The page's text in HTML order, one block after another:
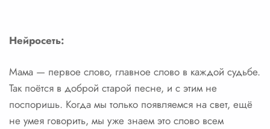
Нейросеть:
Мама — первое слово, главное слово в каждой судьбе.
Так поётся в доброй старой песне, и с этим не
поспоришь. Когда мы только появляемся на свет, ещё
не умея говорить, мы уже знаем это слово всем